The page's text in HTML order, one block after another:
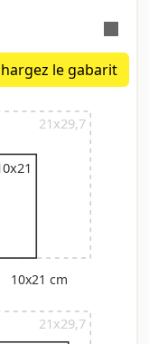
le gabarit
21x29,7
10x21 cm
21x29,7